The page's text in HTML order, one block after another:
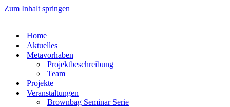
Zum Inhalt springen
Home
Aktuelles
Metavorhaben
Projektbeschreibung
Team
Projekte
Veranstaltungen
Brownbag Seminar Serie